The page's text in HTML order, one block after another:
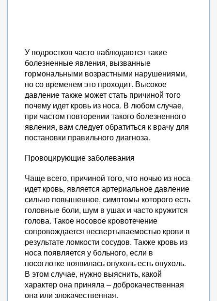
У подростков часто наблюдаются такие
болезненные явления, вызванные
гормональными возрастными нарушениями,
но со временем это проходит. Высокое
давление также может стать причиной того
почему идет кровь из носа. В любом случае,
при частом повторении такого болезненного
явления, вам следует обратиться к врачу для
постановки правильного диагноза.
Провоцирующие заболевания
Чаще всего, причиной того, что ночью из носа
идет кровь, является артериальное давление
сильно повышенное, симптомы которого есть
головные боли, шум в ушах и часто кружится
голова. Такое носовое кровотечение
сопровождается несвертываемостью крови в
результате ломкости сосудов. Также кровь из
носа появляется у больного, если в
носоглотке появилась опухоль есть опухоль.
В этом случае, нужно выяснить, какой
характер она приняла – доброкачественная
она или злокачественная.